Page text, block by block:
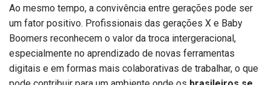
Ao mesmo tempo, a convivência entre gerações pode ser
um fator positivo. Profissionais das gerações X e Baby
Boomers reconhecem o valor da troca intergeracional,
especialmente no aprendizado de novas ferramentas
digitais e em formas mais colaborativas de trabalhar, o que